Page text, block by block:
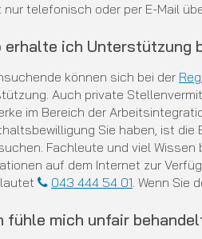
nur telefonisch oder per E-Mail
erhalte ich Unterstützung
können sich bei der
Auch private
im Bereich der
Sie haben, ist
Fachleute und viel
auf dem Internet zur
043 444 54 01. Wenn Sie
fühle mich unfair